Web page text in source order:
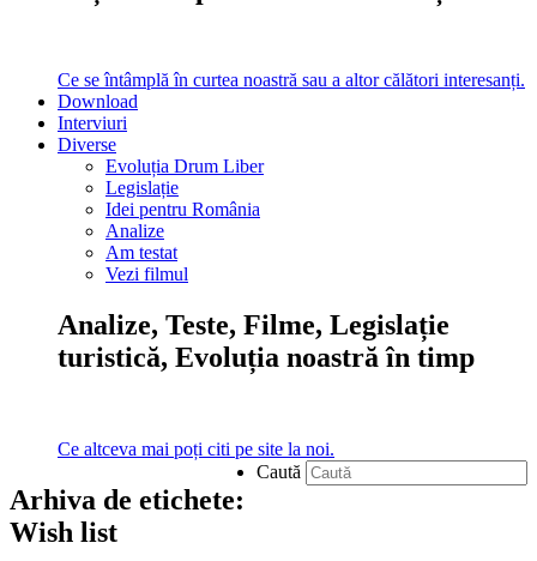
Ce se întâmplă în curtea noastră sau a altor călători interesanți.
Download
Interviuri
Diverse
Evoluția Drum Liber
Legislație
Idei pentru România
Analize
Am testat
Vezi filmul
Analize, Teste, Filme, Legislație
turistică, Evoluția noastră în timp
Ce altceva mai poți citi pe site la noi.
Caută
Arhiva de etichete:
Wish list